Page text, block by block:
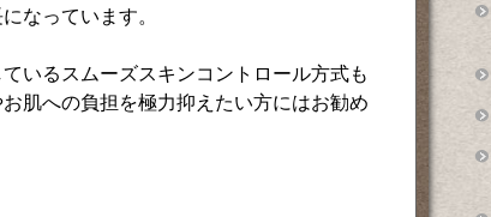
なっています。
いるスムーズスキンコントロール方式も
肌への負担を極力抑えたい方にはお勧め